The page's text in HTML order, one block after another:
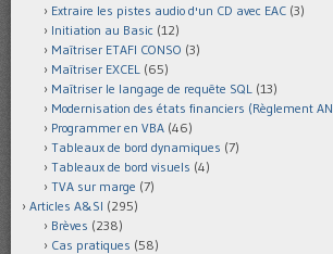
Extraire les pistes audio d'un CD avec EAC (3)
Initiation au Basic (12)
Maîtriser ETAFI CONSO (3)
Maîtriser EXCEL (65)
Maîtriser le langage de requête SQL (13)
Modernisation des états financiers (Règlement
Programmer en VBA (46)
Tableaux de bord dynamiques (7)
Tableaux de bord visuels (4)
TVA sur marge (7)
Articles A&SI (295)
Brèves (238)
Cas pratiques (58)